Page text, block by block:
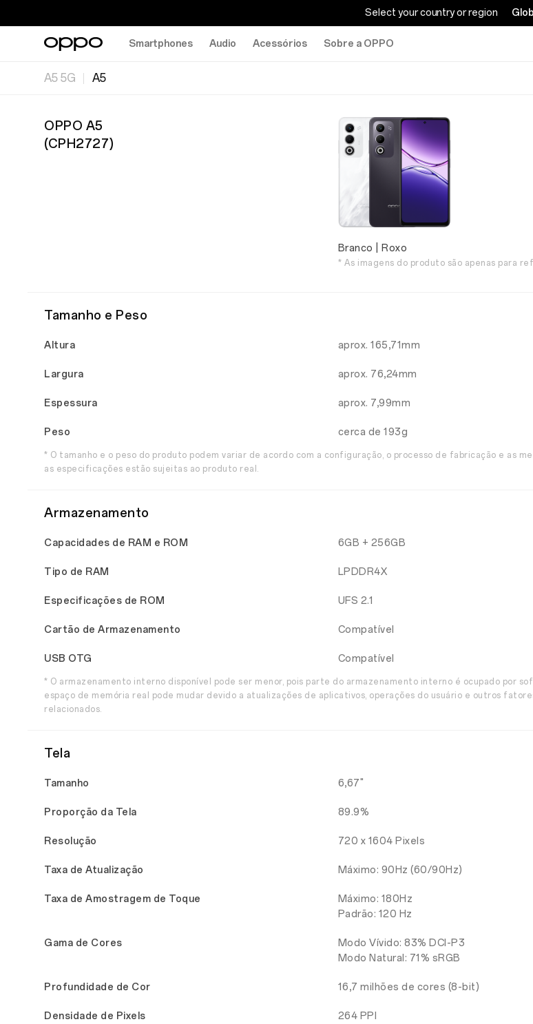
Select your country or region
Smartphones Audio Acessórios Sobre a OPPO
A5 5G A5
OPPO A5
(CPH2727)
Branco | Roxo
* As imagens do produto são apenas para
Tamanho e Peso
Altura aprox. 165,71mm
Largura aprox. 76,24mm
Espessura aprox. 7,99mm
Peso cerca de 193g
* O tamanho e o peso do produto podem variar de acordo com a configuração, o processo de fabricação e as
as especificações estão sujeitas ao produto real.
Armazenamento
Capacidades de RAM e ROM 6GB + 256GB
Tipo de RAM LPDDR4X
Especificações de ROM UFS 2.1
Cartão de Armazenamento Compatível
USB OTG Compatível
* O armazenamento interno disponível pode ser menor, pois parte do armazenamento interno é ocupado por
espaço de memória real pode mudar devido a atualizações de aplicativos, operações do usuário e outros
relacionados.
Tela
Tamanho 6,67"
Proporção da Tela 89.9%
Resolução 720 x 1604 Pixels
Taxa de Atualização Máximo: 90Hz (60/90Hz)
Taxa de Amostragem de Toque
Máximo: 180Hz
Padrão: 120 Hz
Gama de Cores
Modo Vívido: 83% DCI-P3
Modo Natural: 71% sRGB
Profundidade de Cor 16,7 milhões de cores (8-bit)
Densidade de Pixels 264 PPI